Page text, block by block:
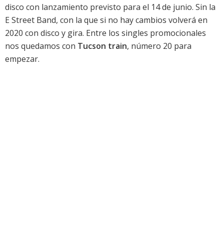
disco con lanzamiento previsto para el 14 de junio. Sin la
E Street Band, con la que si no hay cambios volverá en
2020 con disco y gira. Entre los singles promocionales
nos quedamos con Tucson train, número 20 para
empezar.